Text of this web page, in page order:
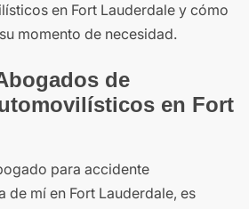
en Fort Lauderdale y cómo
momento de necesidad.
de
en Fort
para accidente
mí en Fort Lauderdale, es